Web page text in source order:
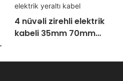
4 nüvəli zirehli elektrik
kabeli 35mm 70mm